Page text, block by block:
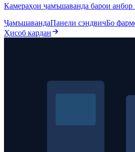
Камераҳои ҷамъшаванда барои анбор
ҶамъшавандаПанели сэндвичБо
Ҳисоб кардан